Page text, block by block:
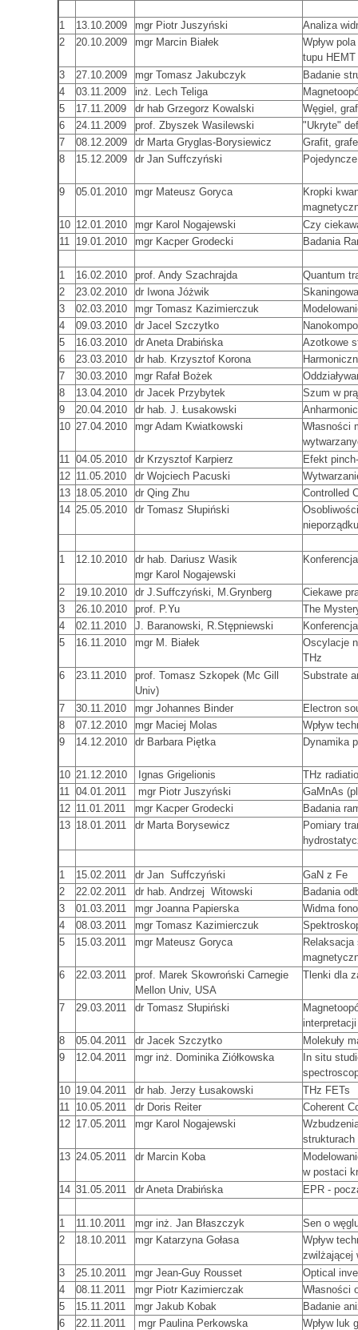
1 13.10.2009 mgr Piotr Juszyński
Analiza
2
20.10.2009 mgr Marcin Białek
Wpływ
tupu HEMT
3
27.10.2009 mgr Tomasz Jakubczyk
Badanie
4
03.11.2009 inż. Lech Teliga
5
17.11.2009 dr hab Grzegorz Kowalski
Węgiel,
6
24.11.2009 prof. Zbyszek Wasilewski
"Ukryte"
7
08.12.2009 dr Marta Gryglas-Borysiewicz
Grafit,
8
15.12.2009 dr Jan Suffczyński
9 05.01.2010 mgr Mateusz Goryca
Kropki
10 12.01.2010 mgr Karol Nogajewski
Czy
11 19.01.2010 mgr Kacper Grodecki Badania
1 16.02.2010 prof. Andy Szachrajda
Quantum
2
23.02.2010 dr Iwona Jóżwik
3
02.03.2010 mgr Tomasz Kazimierczuk
4
09.03.2010 dr Jacel Szczytko
5
16.03.2010 dr Aneta Drabińska
Azotkowe
6
23.03.2010 dr hab. Krzysztof Korona
7
30.03.2010 mgr Rafał Bożek
8
13.04.2010 dr Jacek Przybytek
Szum w
9
20.04.2010 dr hab. J. Łusakowski
10 27.04.2010 mgr Adam Kwiatkowski
Własności
11 04.05.2010 dr Krzysztof Karpierz
Efekt
12 11.05.2010 dr Wojciech Pacuski
13 18.05.2010 dr Qing Zhu
Controlled
14 25.05.2010 dr Tomasz Słupiński
nieporządku
1 12.10.2010
dr hab. Dariusz Wasik
mgr Karol Nogajewski
2 19.10.2010 dr J.Suffczyński, M.Grynberg
Ciekawe
3
26.10.2010 prof. P.Yu
The
4
02.11.2010 J. Baranowski, R.Stępniewski
5
16.11.2010 mgr M. Białek
Oscylacje
THz
6
23.11.2010
prof. Tomasz Szkopek (Mc Gill
Univ)
Substrate
7 30.11.2010 mgr Johannes Binder
Electron
8
07.12.2010 mgr Maciej Molas
Wpływ
9
14.12.2010 dr Barbara Piętka Dynamika
10 21.12.2010 Ignas Grigelionis
THz
11 04.01.2011 mgr Piotr Juszyński
GaMnAs
12 11.01.2011 mgr Kacper Grodecki
Badania
13 18.01.2011 dr Marta Borysewicz
Pomiary
1 15.02.2011 dr Jan Suffczyński
GaN z Fe
2
22.02.2011 dr hab. Andrzej Witowski
Badania
3
01.03.2011 mgr Joanna Papierska
Widma
4
08.03.2011 mgr Tomasz Kazimierczuk
5
15.03.2011 mgr Mateusz Goryca
6
22.03.2011
prof. Marek Skowroński Carnegie
Mellon Univ, USA
Tlenki dla
7 29.03.2011 dr Tomasz Słupiński
8
05.04.2011 dr Jacek Szczytko
Molekuły
9
12.04.2011 mgr inż. Dominika Ziółkowska
In situ
10 19.04.2011 dr hab. Jerzy Łusakowski
THz FETs
11 10.05.2011 dr Doris Reiter
Coherent
12 17.05.2011 mgr Karol Nogajewski
strukturach
13 24.05.2011 dr Marcin Koba
w postaci
14 31.05.2011 dr Aneta Drabińska EPR -
1 11.10.2011 mgr inż. Jan Błaszczyk
Sen o
2
18.10.2011 mgr Katarzyna Gołasa
Wpływ
zwilżającej
3
25.10.2011 mgr Jean-Guy Rousset
Optical
4
08.11.2011 mgr Piotr Kazimierczak
Własności
5
15.11.2011 mgr Jakub Kobak
Badanie
6
22.11.2011 mgr Paulina Perkowska
Wpływ luk